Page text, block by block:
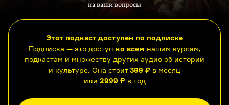
на ваши вопросы
Этот подкаст доступен по подписке
Подписка — это доступ ко всем нашим курсам,
подкастам и множеству других аудио об истории
и культуре. Она стоит399 ₽ в месяц
или 2999 ₽в год